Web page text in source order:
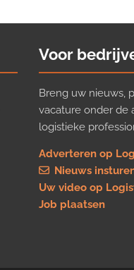
Voor
Breng uw nieuws,
vacature onder de
logistieke
Adverteren op
Nieuws
Uw video op
Job plaatsen